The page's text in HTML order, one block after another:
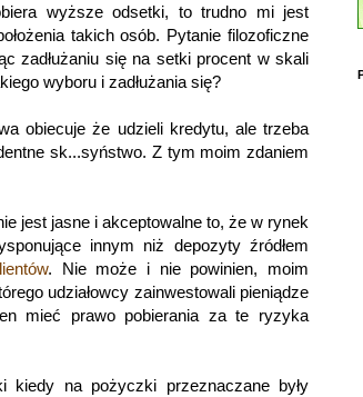
wyższe odsetki, to trudno mi jest
takich osób. Pytanie filozoficzne
zadłużaniu się na setki procent w skali
wyboru i zadłużania się?
obiecuje że udzieli kredytu, ale trzeba
sk...syństwo. Z tym moim zdaniem
jest jasne i akceptowalne to, że w rynek
innym niż depozyty źródłem
. Nie może i nie powinien, moim
udziałowcy zainwestowali pieniądze
mieć prawo pobierania za te ryzyka
kiedy na pożyczki przeznaczane były